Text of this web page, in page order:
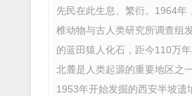
先民在此生息、繁衍。1964年
椎动物与古人类研究所调查组
的蓝田猿人化石，距今110万
北麓是人类起源的重要地区之一
1953年开始发掘的西安半坡遗